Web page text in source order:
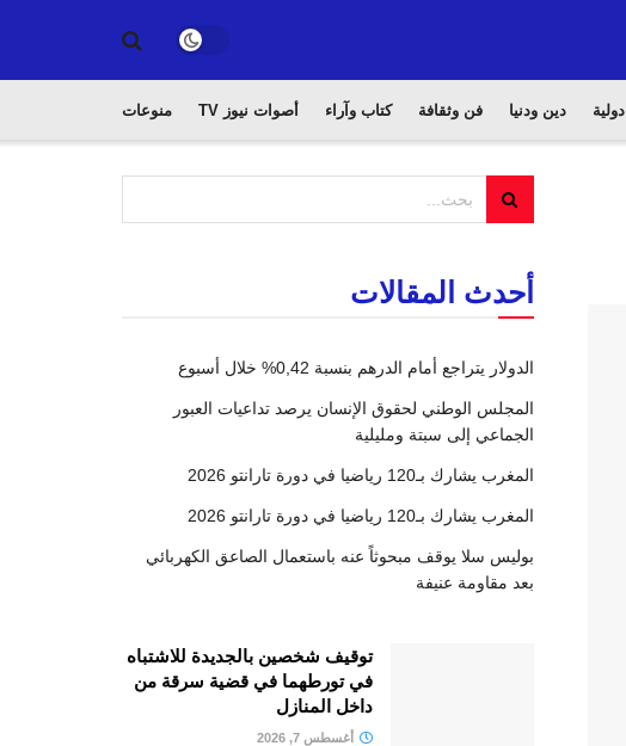
دولية دين ودنيا فن وثقافة كتاب وآراء أصوات نيوز TV منوعات
أحدث المقالات
الدولار يتراجع أمام الدرهم بنسبة 0,42% خلال أسبوع
المجلس الوطني لحقوق الإنسان يرصد تداعيات العبور
الجماعي إلى سبتة ومليلية
المغرب يشارك بـ120 رياضيا في دورة تارانتو 2026
المغرب يشارك بـ120 رياضيا في دورة تارانتو 2026
بوليس سلا يوقف مبحوثاً عنه باستعمال الصاعق الكهربائي
بعد مقاومة عنيفة
توقيف شخصين بالجديدة للاشتباه
في تورطهما في قضية سرقة من
داخل المنازل
أغسطس 7, 2026